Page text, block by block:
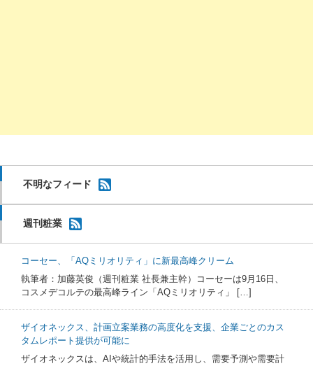
不明なフィード
週刊粧業
コーセー、「AQミリオリティ」に新最高峰クリーム
執筆者：加藤英俊（週刊粧業 社長兼主幹）コーセーは9月16日、
コスメデコルテの最高峰ライン「AQミリオリティ」 […]
ザイオネックス、計画立案業務の高度化を支援、企業ごとのカス
タムレポート提供が可能に
ザイオネックスは、AIや統計的手法を活用し、需要予測や需要計